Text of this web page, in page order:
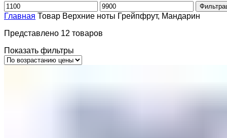
Минимальная
цена
Максимальная
цена
Главная Товар Верхние ноты Грейпфрут, Мандарин
Представлено 12 товаров
Показать фильтры